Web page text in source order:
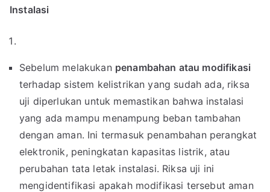
Instalasi
Sebelum melakukan penambahan atau modifikasi
terhadap sistem kelistrikan yang sudah ada, riksa
uji diperlukan untuk memastikan bahwa instalasi
yang ada mampu menampung beban tambahan
dengan aman. Ini termasuk penambahan perangkat
elektronik, peningkatan kapasitas listrik, atau
perubahan tata letak instalasi. Riksa uji ini
mengidentifikasi apakah modifikasi tersebut aman